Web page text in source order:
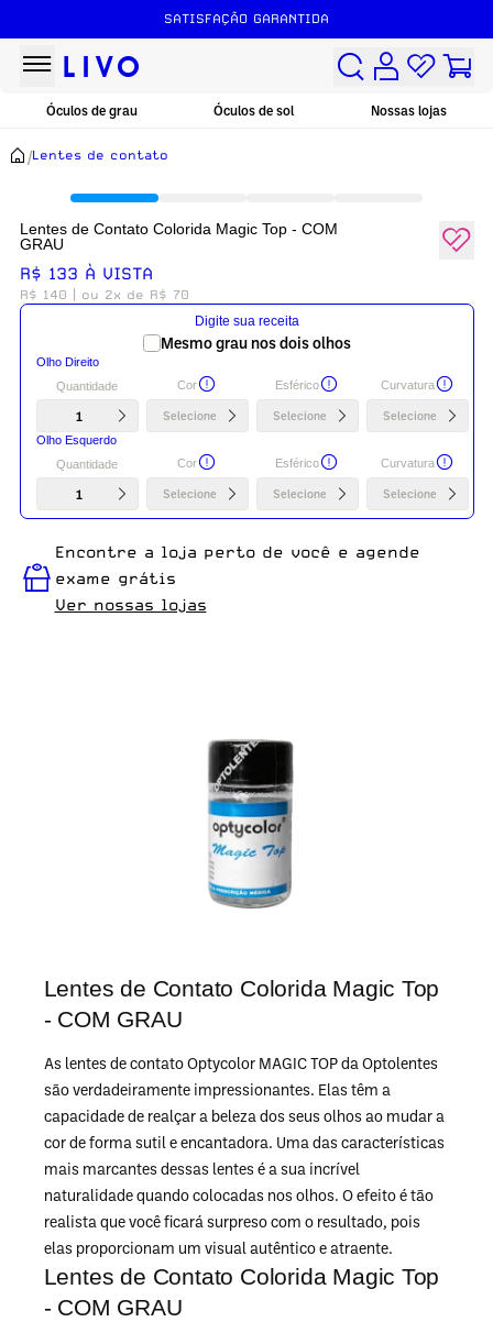
SATISFAÇÃO GARANTIDA
Óculos de grau Óculos de sol Nossas lojas
/Lentes de contato
Lentes de Contato Colorida Magic Top
- COM GRAU
As lentes de contato Optycolor MAGIC TOP da Optolentes
são verdadeiramente impressionantes. Elas têm a
capacidade de realçar a beleza dos seus olhos ao mudar a
cor de forma sutil e encantadora. Uma das características
mais marcantes dessas lentes é a sua incrível
naturalidade quando colocadas nos olhos. O efeito é tão
realista que você ficará surpreso com o resultado, pois
elas proporcionam um visual autêntico e atraente.
Lentes de Contato Colorida Magic Top
- COM GRAU
Lentes de Contato Colorida Magic Top - COM
GRAU
R$ 133 À VISTA
R$ 140 | ou 2x de R$ 70
Digite sua receita
Mesmo grau nos dois olhos
Olho Direito
Quantidade
1
Cor
Selecione
Esférico
Selecione
Curvatura
Selecione
Olho Esquerdo
Quantidade
1
Cor
Selecione
Esférico
Selecione
Curvatura
Selecione
Encontre a loja perto de você e agende
exame grátis
Ver nossas lojas